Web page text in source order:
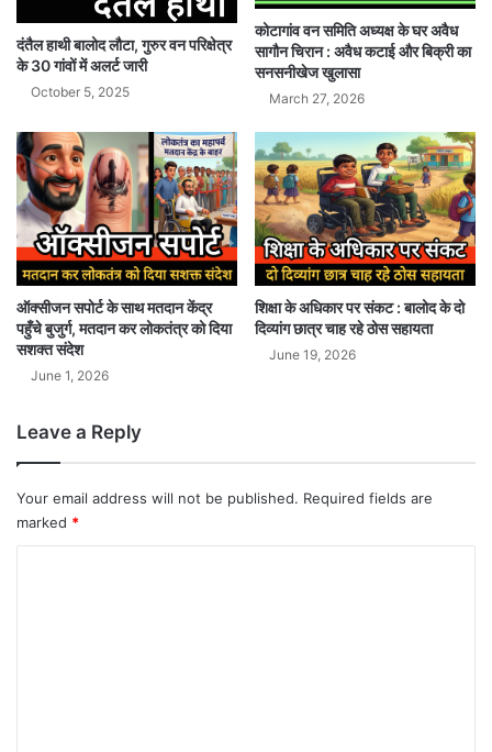
दंतैल हाथी बालोद लौटा, गुरुर वन परिक्षेत्र
के 30 गांवों में अलर्ट जारी
October 5, 2025
कोटागांव वन समिति अध्यक्ष के घर अवैध
सागौन चिरान : अवैध कटाई और बिक्री का
सनसनीखेज खुलासा
March 27, 2026
ऑक्सीजन सपोर्ट के साथ मतदान केंद्र
पहुँचे बुजुर्ग, मतदान कर लोकतंत्र को दिया
सशक्त संदेश
June 1, 2026
शिक्षा के अधिकार पर संकट : बालोद के दो
दिव्यांग छात्र चाह रहे ठोस सहायता
June 19, 2026
Leave a Reply
Your email address will not be published. Required fields are
marked *